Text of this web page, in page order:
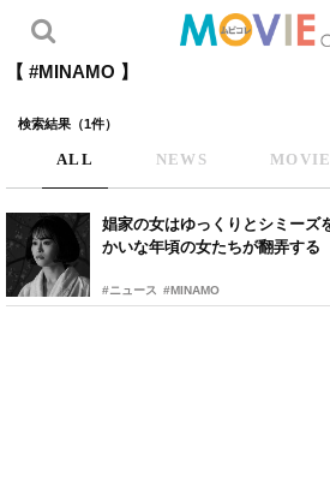
【 #MINAMO 】
検索結果（1件）
ALL NEWS MOVIE
娼家の女はゆっくりとシミー
かいな年頃の女たちが翻弄する
#ニュース #MINAMO